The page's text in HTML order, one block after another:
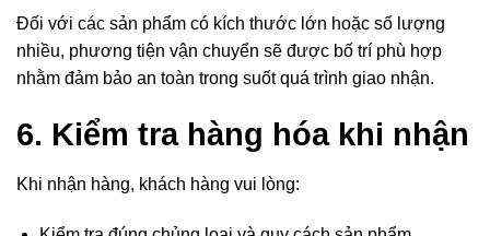
Đối với các sản phẩm có kích thước lớn hoặc số lượng
nhiều, phương tiện vận chuyển sẽ được bố trí phù hợp
nhằm đảm bảo an toàn trong suốt quá trình giao nhận.
6. Kiểm tra hàng hóa khi nhận
Khi nhận hàng, khách hàng vui lòng: